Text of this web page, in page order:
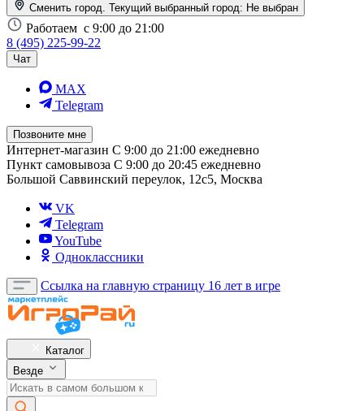
Сменить город. Текущий выбранный город: Не выбран
Работаем с 9:00 до 21:00
8 (495) 225-99-22
Чат
MAX
Telegram
Позвоните мне
Интернет-магазин С 9:00 до 21:00 ежедневно
Пункт самовывоза С 9:00 до 20:45 ежедневно
Большой Саввинский переулок, 12с5, Москва
VK
Telegram
YouTube
Одноклассники
Ссылка на главную страницу 16 лет в игре
Каталог
Везде